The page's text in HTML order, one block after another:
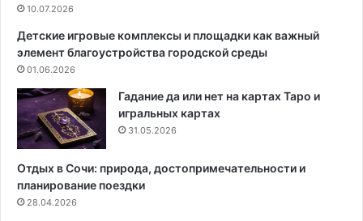
10.07.2026
Детские игровые комплексы и площадки как важный
элемент благоустройства городской среды
01.06.2026
Гадание да или нет на картах Таро и
игральных картах
31.05.2026
Отдых в Сочи: природа, достопримечательности и
планирование поездки
28.04.2026